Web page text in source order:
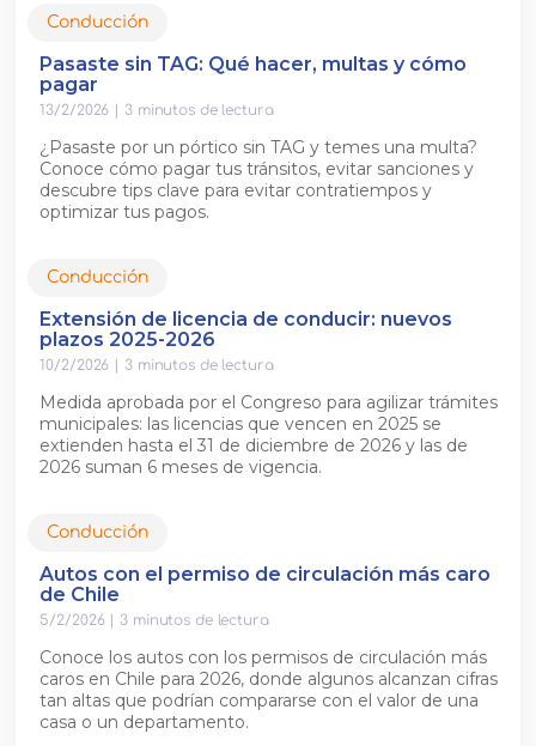
Conducción
Pasaste sin TAG: Qué hacer, multas y cómo
pagar
13/2/2026 3 minutos de lectura
¿Pasaste por un pórtico sin TAG y temes una multa?
Conoce cómo pagar tus tránsitos, evitar sanciones y
descubre tips clave para evitar contratiempos y
optimizar tus pagos.
Conducción
Extensión de licencia de conducir: nuevos
plazos 2025-2026
10/2/2026 3 minutos de lectura
Medida aprobada por el Congreso para agilizar trámites
municipales: las licencias que vencen en 2025 se
extienden hasta el 31 de diciembre de 2026 y las de
2026 suman 6 meses de vigencia.
Conducción
Autos con el permiso de circulación más caro
de Chile
5/2/2026|3 minutos de lectura
Conoce los autos con los permisos de circulación más
caros en Chile para 2026, donde algunos alcanzan cifras
tan altas que podrían compararse con el valor de una
casa o un departamento.